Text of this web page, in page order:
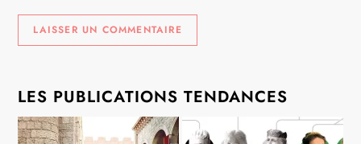
LES PUBLICATIONS TENDANCES